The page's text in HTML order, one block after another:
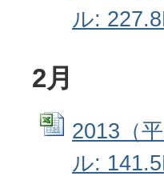
ル:
2月
2013（
ル: